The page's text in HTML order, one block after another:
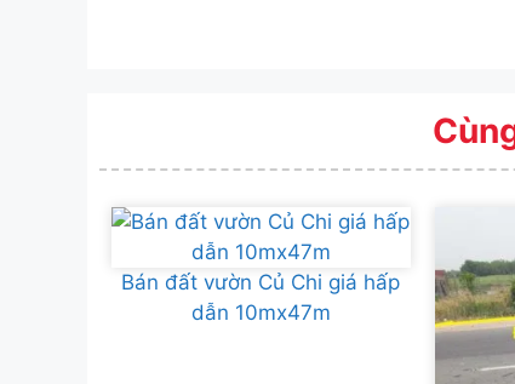
Bán đất vườn Củ Chi giá hấp
dẫn 10mx47m